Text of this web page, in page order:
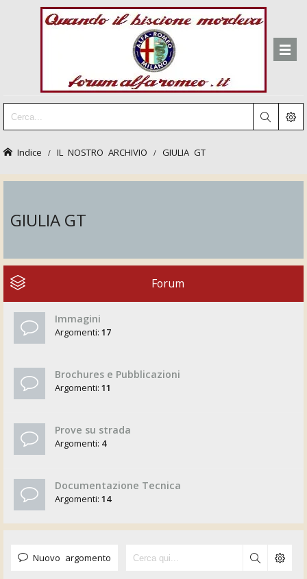
Indice IL NOSTRO ARCHIVIO GIULIA GT
GIULIA GT
Forum
Immagini
Argomenti: 17
Brochures e Pubblicazioni
Argomenti: 11
Prove su strada
Argomenti: 4
Documentazione Tecnica
Argomenti: 14
Nuovo argomento